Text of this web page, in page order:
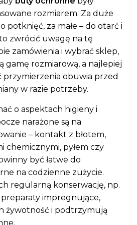
rozmiarem. Za duże
potknięć, za małe – do otarć i
zwrócić uwagę na tę
zamówienia i wybrać sklep,
gamę rozmiarową, a najlepiej
przymierzenia obuwia przed
w razie potrzeby.
o aspektach higieny i
narażone są na
– kontakt z błotem,
chemicznymi, pyłem czy
być łatwe do
na codzienne zużycie.
regularną konserwację, np.
impregnujące,
żywotność i podtrzymują